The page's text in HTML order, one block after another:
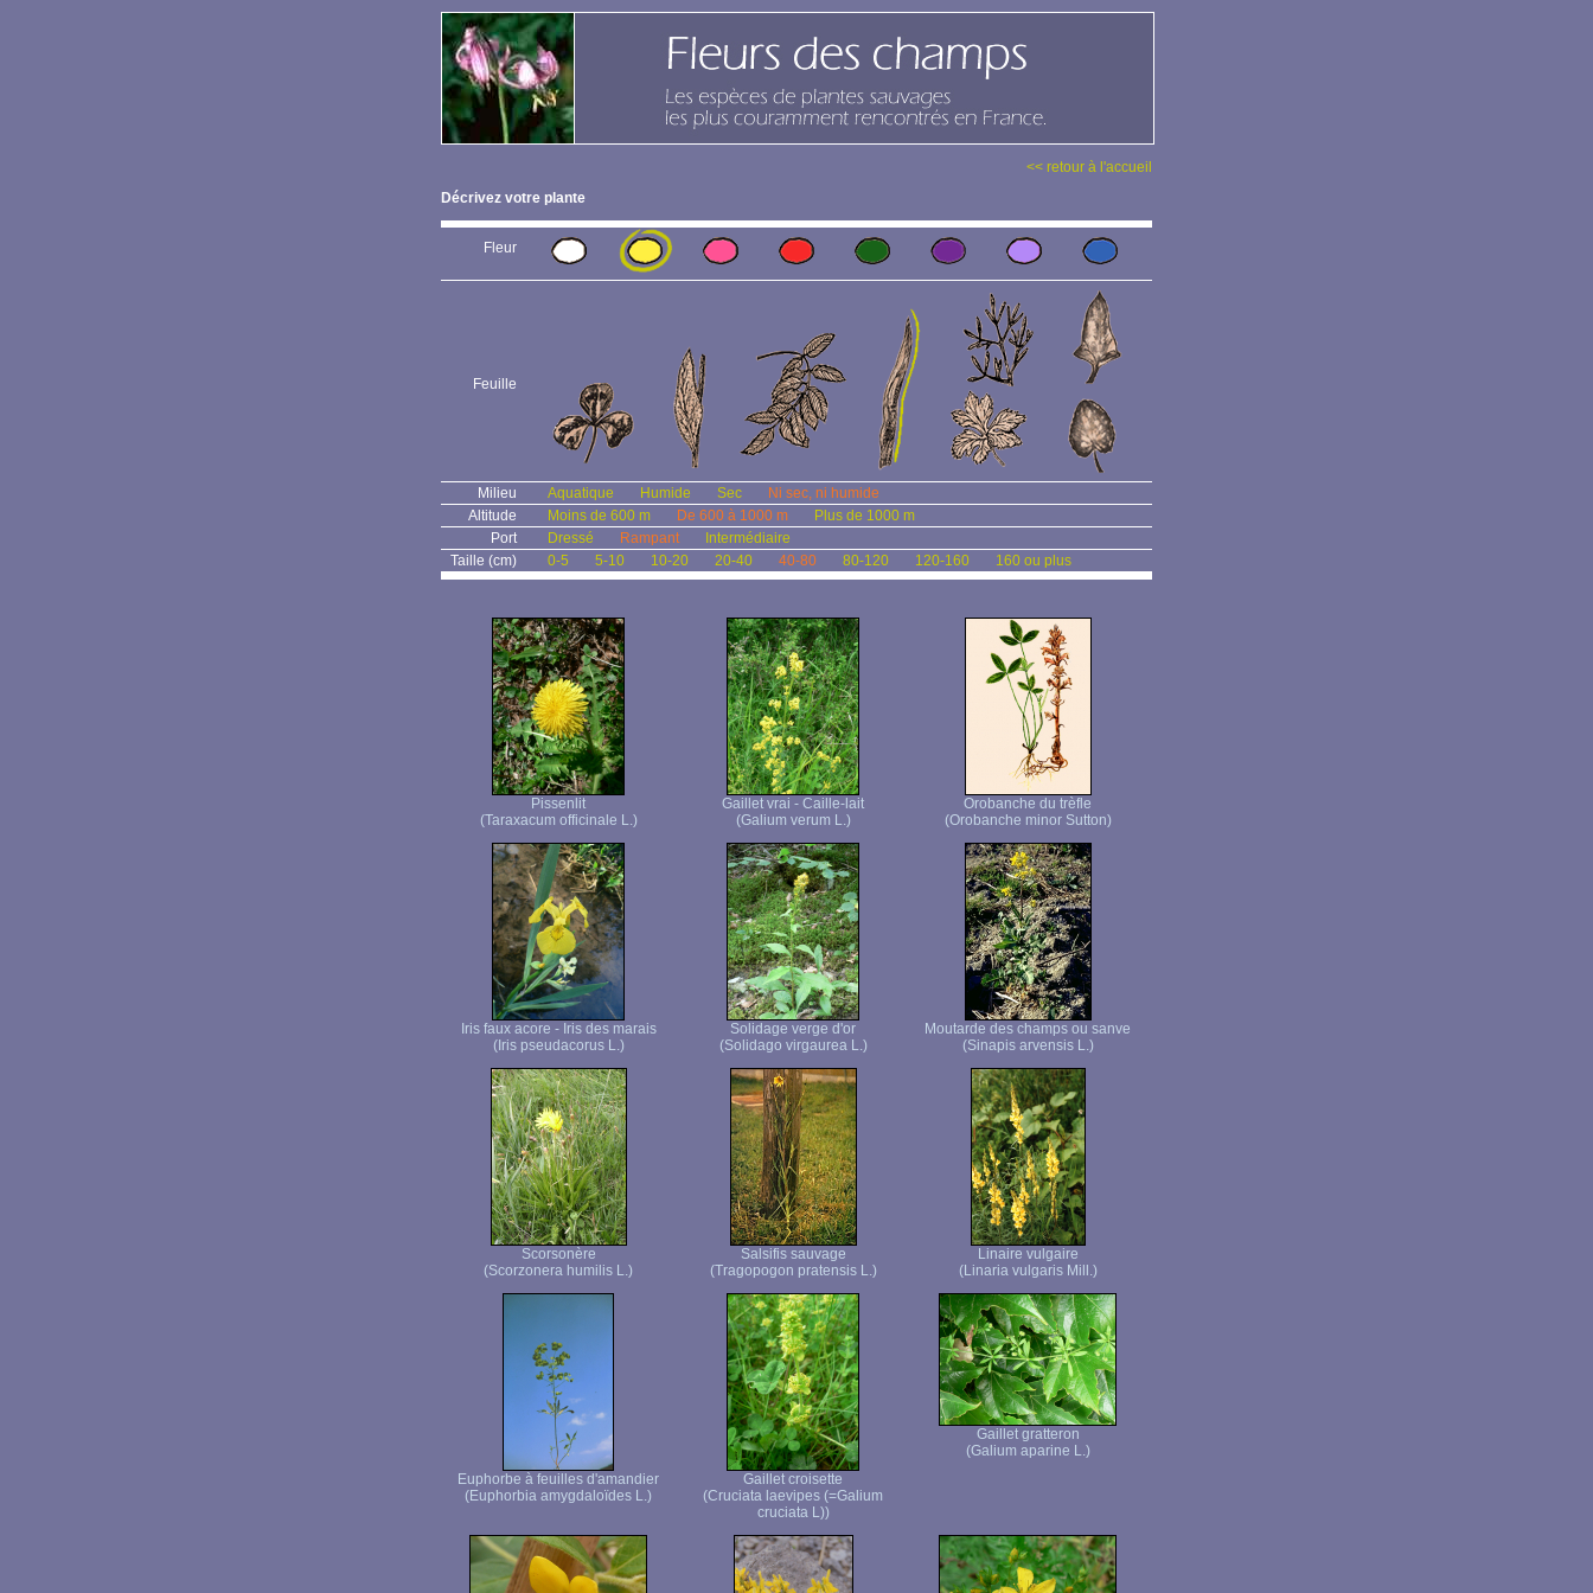
<< retour à l'accueil
Décrivez votre plante
Fleur
Feuille
Milieu Aquatique Humide Sec
Ni sec, ni humide
Altitude
Moins de 600 m De 600 à 1000 m
Plus de 1000 m
Port
Dressé Rampant
Intermédiaire
Taille (cm)
0-5 5-10 10-20 20-40 40-80 80-120 120-160 160 ou plus
Pissenlit
(Taraxacum officinale L.)
Gaillet vrai - Caille-lait
(Galium verum L.)
Orobanche du trèfle
(Orobanche minor Sutton)
Iris faux acore - Iris des marais
(Iris pseudacorus L.)
Solidage verge d'or
(Solidago virgaurea L.)
Moutarde des champs ou sanve
(Sinapis arvensis L.)
Scorsonère
(Scorzonera humilis L.)
Salsifis sauvage
(Tragopogon pratensis L.)
Linaire vulgaire
(Linaria vulgaris Mill.)
Euphorbe à feuilles d'amandier
(Euphorbia amygdaloïdes L.)
Gaillet croisette
(Cruciata laevipes (=Galium
cruciata L))
Gaillet gratteron
(Galium aparine L.)